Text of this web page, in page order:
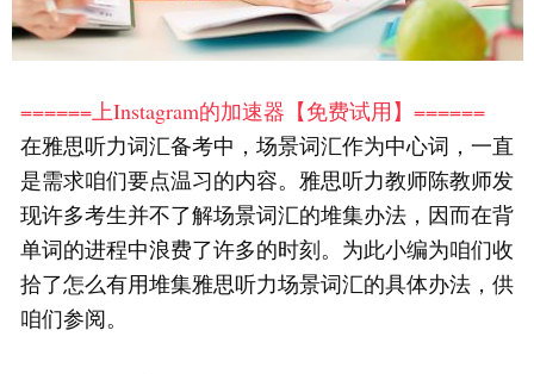
======上Instagram的加速器【免费试用】======
在雅思听力词汇备考中，场景词汇作为中心词，一直
是需求咱们要点温习的内容。雅思听力教师陈教师发
现许多考生并不了解场景词汇的堆集办法，因而在背
单词的进程中浪费了许多的时刻。为此小编为咱们收
拾了怎么有用堆集雅思听力场景词汇的具体办法，供
咱们参阅。